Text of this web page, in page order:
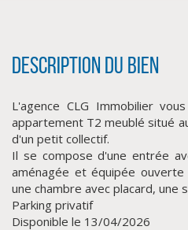
Description du bien
L'agence CLG Immobilier
appartement T2 meublé situé
d'un petit collectif.
Il se compose d'une entrée
aménagée et équipée
une chambre avec placard, une
Parking privatif
Disponible le 13/04/2026